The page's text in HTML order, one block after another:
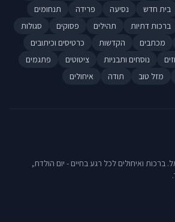
בית חדש נסיעה פרידה
תנחומים
ברכות דתיות תהילים פסוקים
סגולות
מכתבים הקדשות
כרטיסים וכיתובים
נוסחים ותבניות ציטוטים
פתגמים
מזל טוב תודה איחולים
ברכות ואיחולים לכל רגע בחיים - יום הולדת,